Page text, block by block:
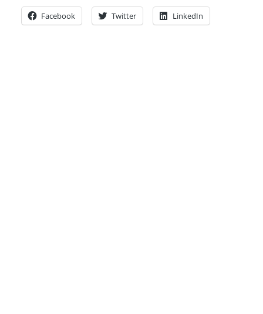
Facebook Twitter LinkedIn